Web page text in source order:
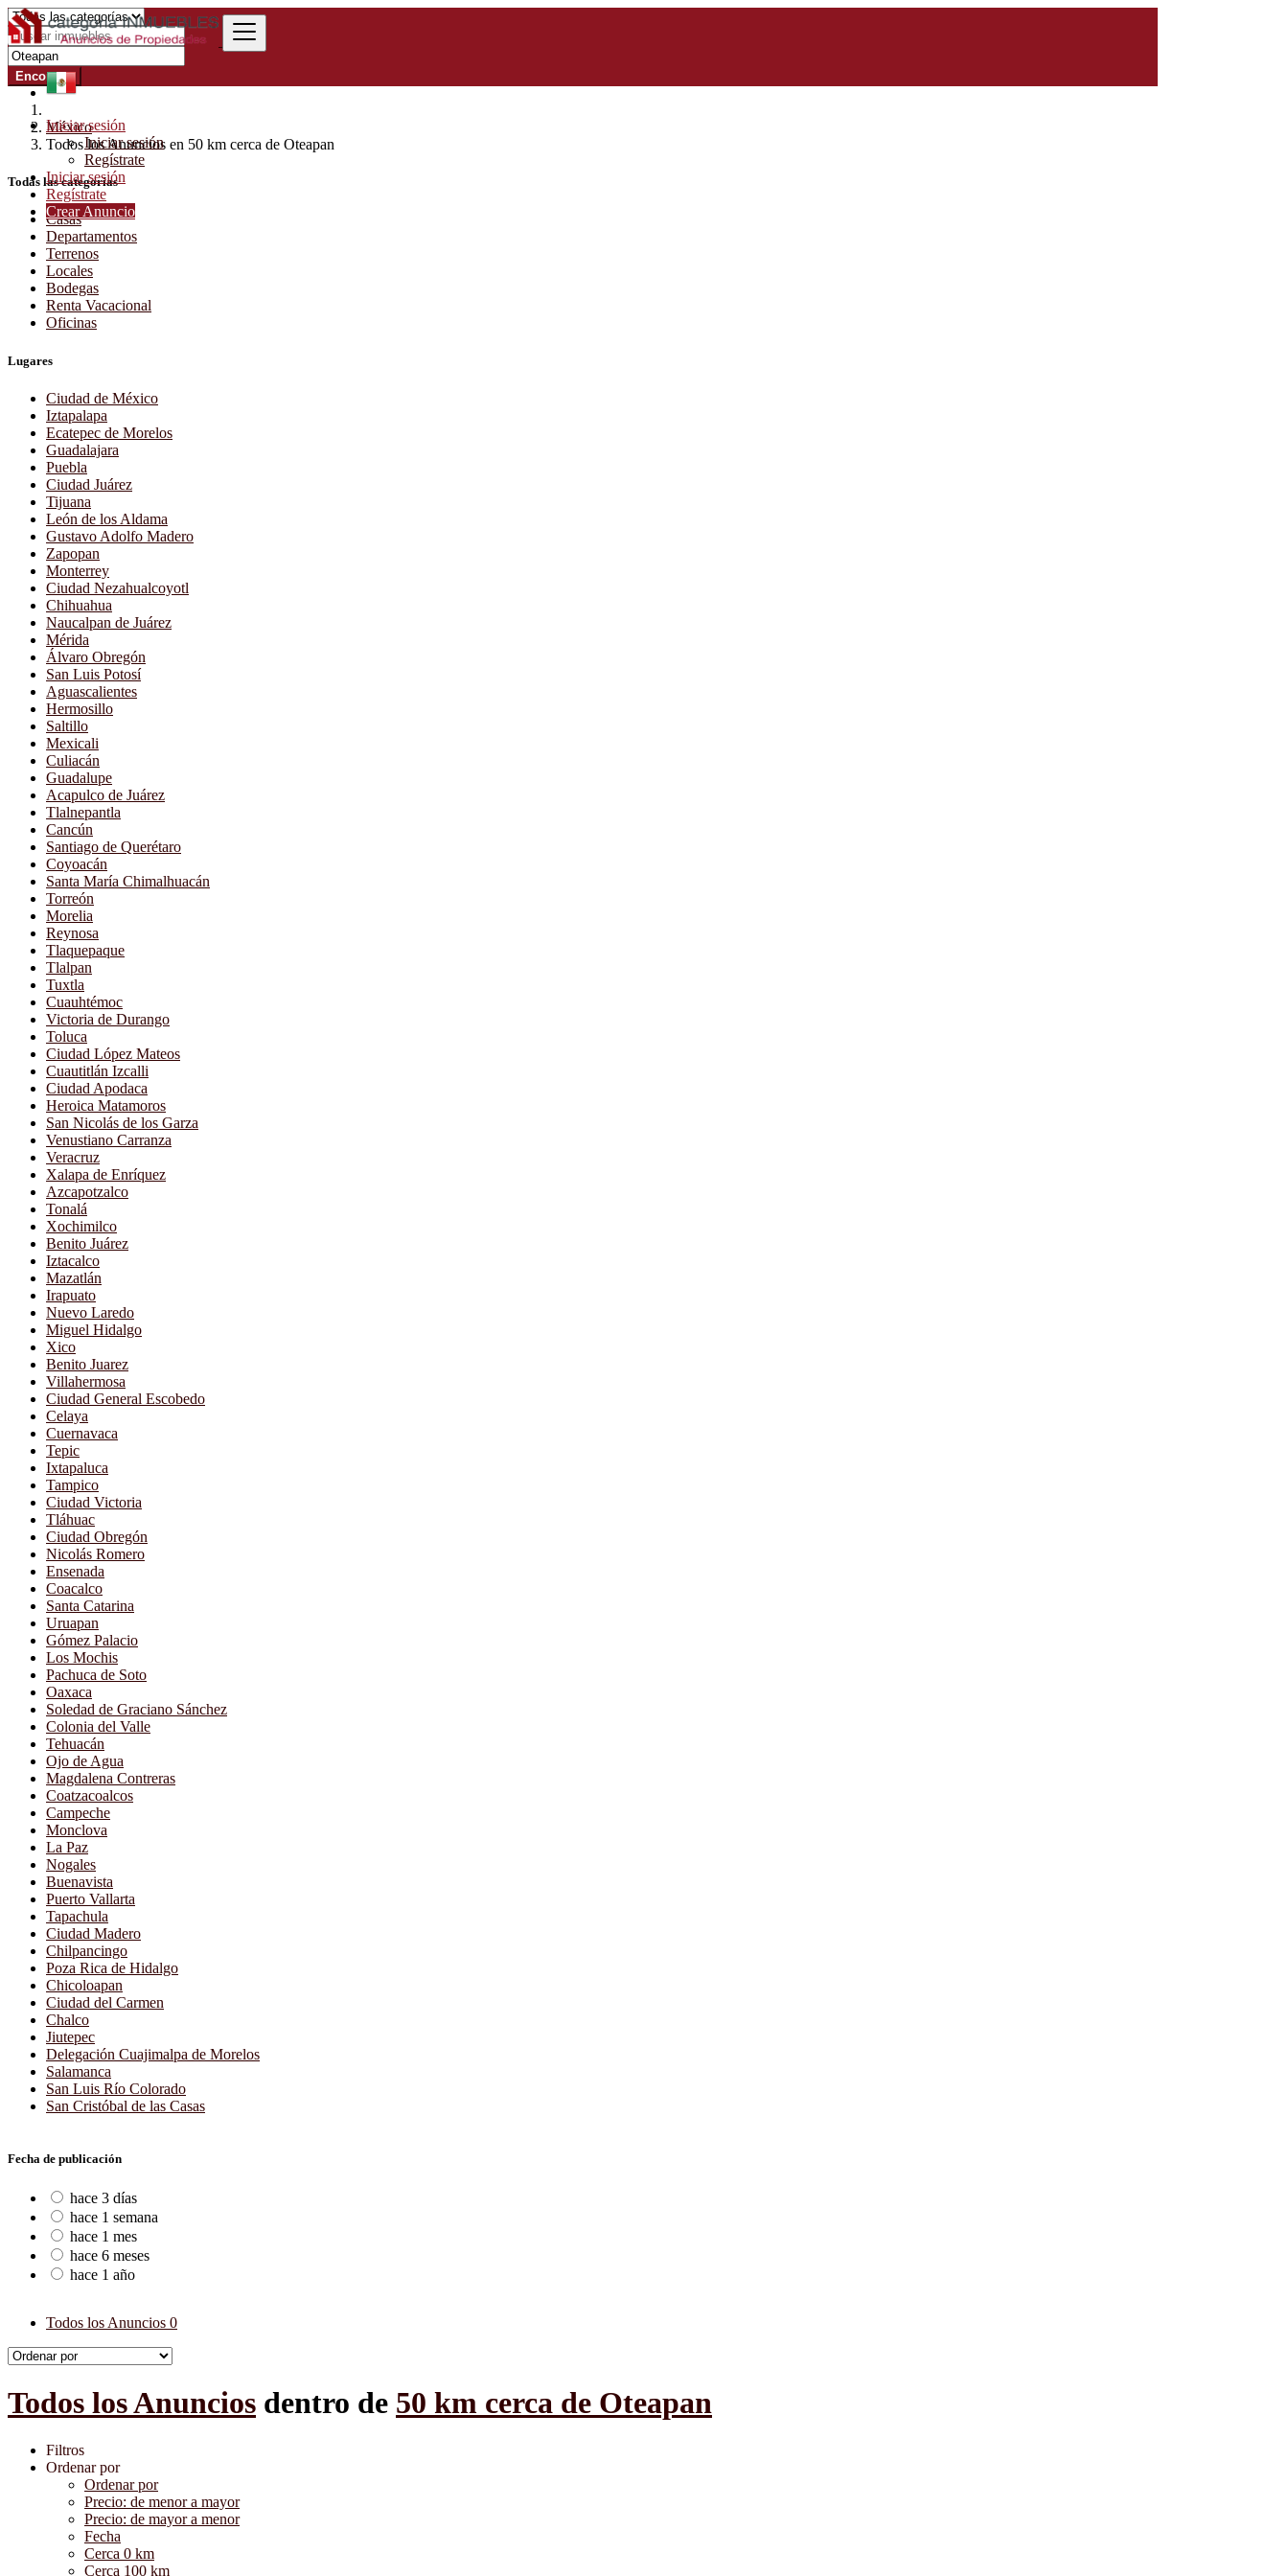
Iniciar sesión
Iniciar sesión
Regístrate
Iniciar sesión
Regístrate
Crear Anuncio
Encontrar
México
Todos los Anuncios en 50 km cerca de Oteapan
Todas las categorías
Casas
Departamentos
Terrenos
Locales
Bodegas
Renta Vacacional
Oficinas
Lugares
Ciudad de México
Iztapalapa
Ecatepec de Morelos
Guadalajara
Puebla
Ciudad Juárez
Tijuana
León de los Aldama
Gustavo Adolfo Madero
Zapopan
Monterrey
Ciudad Nezahualcoyotl
Chihuahua
Naucalpan de Juárez
Mérida
Álvaro Obregón
San Luis Potosí
Aguascalientes
Hermosillo
Saltillo
Mexicali
Culiacán
Guadalupe
Acapulco de Juárez
Tlalnepantla
Cancún
Santiago de Querétaro
Coyoacán
Santa María Chimalhuacán
Torreón
Morelia
Reynosa
Tlaquepaque
Tlalpan
Tuxtla
Cuauhtémoc
Victoria de Durango
Toluca
Ciudad López Mateos
Cuautitlán Izcalli
Ciudad Apodaca
Heroica Matamoros
San Nicolás de los Garza
Venustiano Carranza
Veracruz
Xalapa de Enríquez
Azcapotzalco
Tonalá
Xochimilco
Benito Juárez
Iztacalco
Mazatlán
Irapuato
Nuevo Laredo
Miguel Hidalgo
Xico
Benito Juarez
Villahermosa
Ciudad General Escobedo
Celaya
Cuernavaca
Tepic
Ixtapaluca
Tampico
Ciudad Victoria
Tláhuac
Ciudad Obregón
Nicolás Romero
Ensenada
Coacalco
Santa Catarina
Uruapan
Gómez Palacio
Los Mochis
Pachuca de Soto
Oaxaca
Soledad de Graciano Sánchez
Colonia del Valle
Tehuacán
Ojo de Agua
Magdalena Contreras
Coatzacoalcos
Campeche
Monclova
La Paz
Nogales
Buenavista
Puerto Vallarta
Tapachula
Ciudad Madero
Chilpancingo
Poza Rica de Hidalgo
Chicoloapan
Ciudad del Carmen
Chalco
Jiutepec
Delegación Cuajimalpa de Morelos
Salamanca
San Luis Río Colorado
San Cristóbal de las Casas
Fecha de publicación
hace 3 días
hace 1 semana
hace 1 mes
hace 6 meses
hace 1 año
Todos los Anuncios 0
Todos los Anuncios dentro de 50 km cerca de Oteapan
Filtros
Ordenar por
Ordenar por
Precio: de menor a mayor
Precio: de mayor a menor
Fecha
Cerca 0 km
Cerca 100 km